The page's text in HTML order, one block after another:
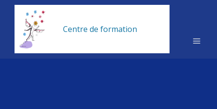
Centre de formation